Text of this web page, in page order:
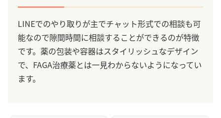
LINEでのやり取りが主でチャット形式での相談も可
能なので隙間時間に相談することができるのが特徴
です。薬の包装や容器はスタイリッシュなデザイン
で、FAGA治療薬とは一見わからないようになってい
ます。